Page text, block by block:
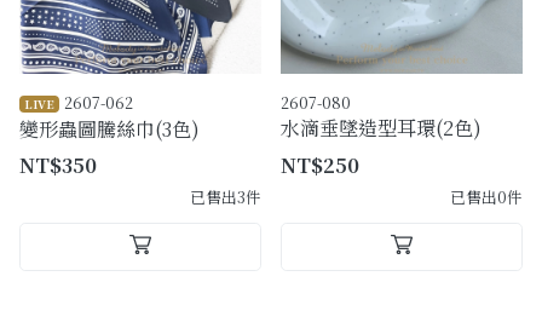
LIVE 2607-062
變形蟲圖騰絲巾(3色)
NT$350
已售出3件
2607-080
水滴垂墜造型耳環(2色)
NT$250
已售出0件